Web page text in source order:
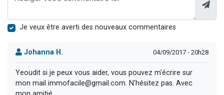
Je veux être averti des nouveaux commentaires
Johanna H. 04/09/2017 - 20h28
Yeoudit si je peux vous aider, vous pouvez m'écrire sur
mon mail immofacile@gmail.com. N'hésitez pas. Avec